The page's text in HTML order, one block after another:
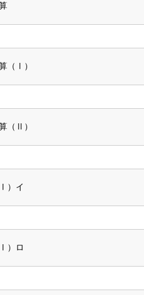
（Ⅰ）
（Ⅱ）
）イ
）ロ